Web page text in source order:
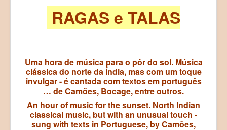
Courses (Cursos)
Products (Produtos)
Registration (Registo)
LAB Paleoecologia
RAGAS e TALAS
Uma hora de música para o pôr do sol. Música
clássica do norte da Índia, mas com um toque
invulgar - é cantada com textos em português
… de Camões, Bocage, entre outros.
An hour of music for the sunset. North Indian
classical music, but with an unusual touch -
sung with texts in Portuguese, by Camões,